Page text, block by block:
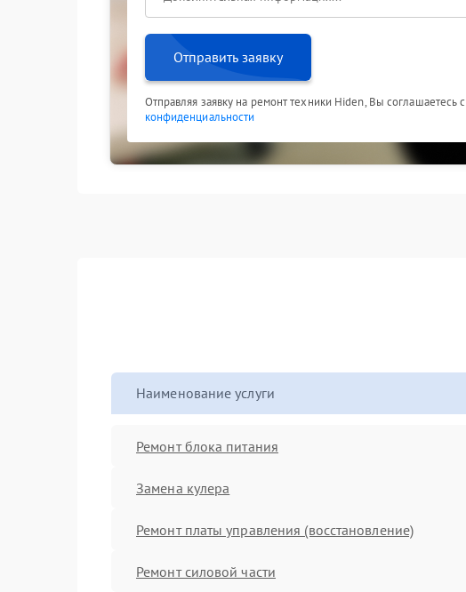
Отправить заявку
Отправляя заявку на ремонт техники Hiden, Вы соглашаетесь с
конфиденциальности
Наименование услуги
Ремонт блока питания
Замена кулера
Ремонт платы управления (восстановление)
Ремонт силовой части